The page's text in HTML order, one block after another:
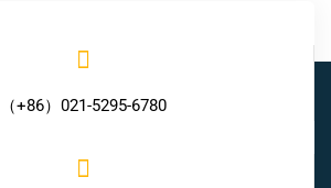
（+86）021-5295-6780